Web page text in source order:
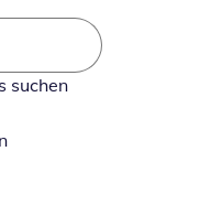
suchen